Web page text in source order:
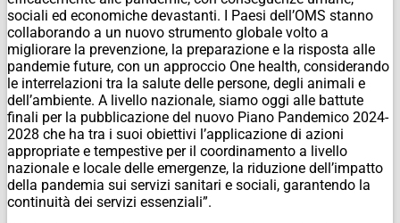
sociali ed economiche devastanti. I Paesi dell’OMS stanno
collaborando a un nuovo strumento globale volto a
migliorare la prevenzione, la preparazione e la risposta alle
pandemie future, con un approccio One health, considerando
le interrelazioni tra la salute delle persone, degli animali e
dell’ambiente. A livello nazionale, siamo oggi alle battute
finali per la pubblicazione del nuovo Piano Pandemico 2024-
2028 che ha tra i suoi obiettivi l’applicazione di azioni
appropriate e tempestive per il coordinamento a livello
nazionale e locale delle emergenze, la riduzione dell’impatto
della pandemia sui servizi sanitari e sociali, garantendo la
continuità dei servizi essenziali”.